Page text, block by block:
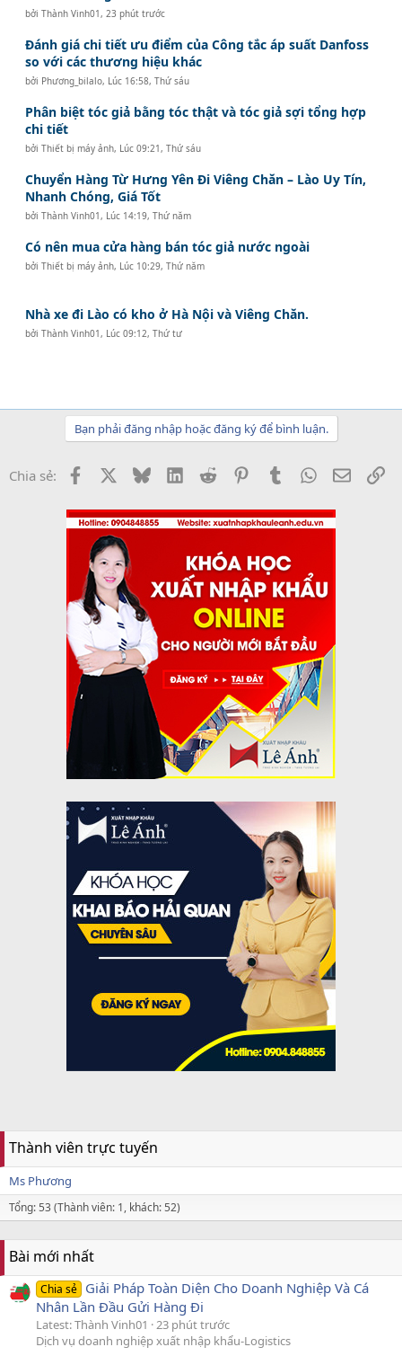
bởiThành Vinh01,23 phút trước
Đánh giá chi tiết ưu điểm của Công tắc áp suất Danfoss
so với các thương hiệu khác
bởi Phương_bilalo, Lúc 16:58, Thứ sáu
Phân biệt tóc giả bằng tóc thật và tóc giả sợi tổng hợp
chi tiết
bởiThiết bị máy ảnh, Lúc 09:21, Thứ sáu
Chuyển Hàng Từ Hưng Yên Đi Viêng Chăn – Lào Uy Tín,
Nhanh Chóng, Giá Tốt
bởiThành Vinh01, Lúc 14:19, Thứ năm
Có nên mua cửa hàng bán tóc giả nước ngoài
bởiThiết bị máy ảnh, Lúc 10:29, Thứ năm
Nhà xe đi Lào có kho ở Hà Nội và Viêng Chăn.
bởiThành Vinh01, Lúc 09:12, Thứ tư
Bạn phải đăng nhập hoặc đăng ký để bình luận.
Chia sẻ: Facebook BlueskyLinkedInReddit PinterestTumblrWhatsApp
Email
Thành viên trực tuyến
Ms Phương
Tổng: 53 (Thành viên: 1, khách: 52)
Bài mới nhất
Chia sẻ Giải Pháp Toàn Diện Cho Doanh Nghiệp Và Cá
Nhân Lần Đầu Gửi Hàng Đi
Latest: Thành Vinh01
23 phút trước
Dịch vụ doanh nghiệp xuất nhập khẩu-Logistics